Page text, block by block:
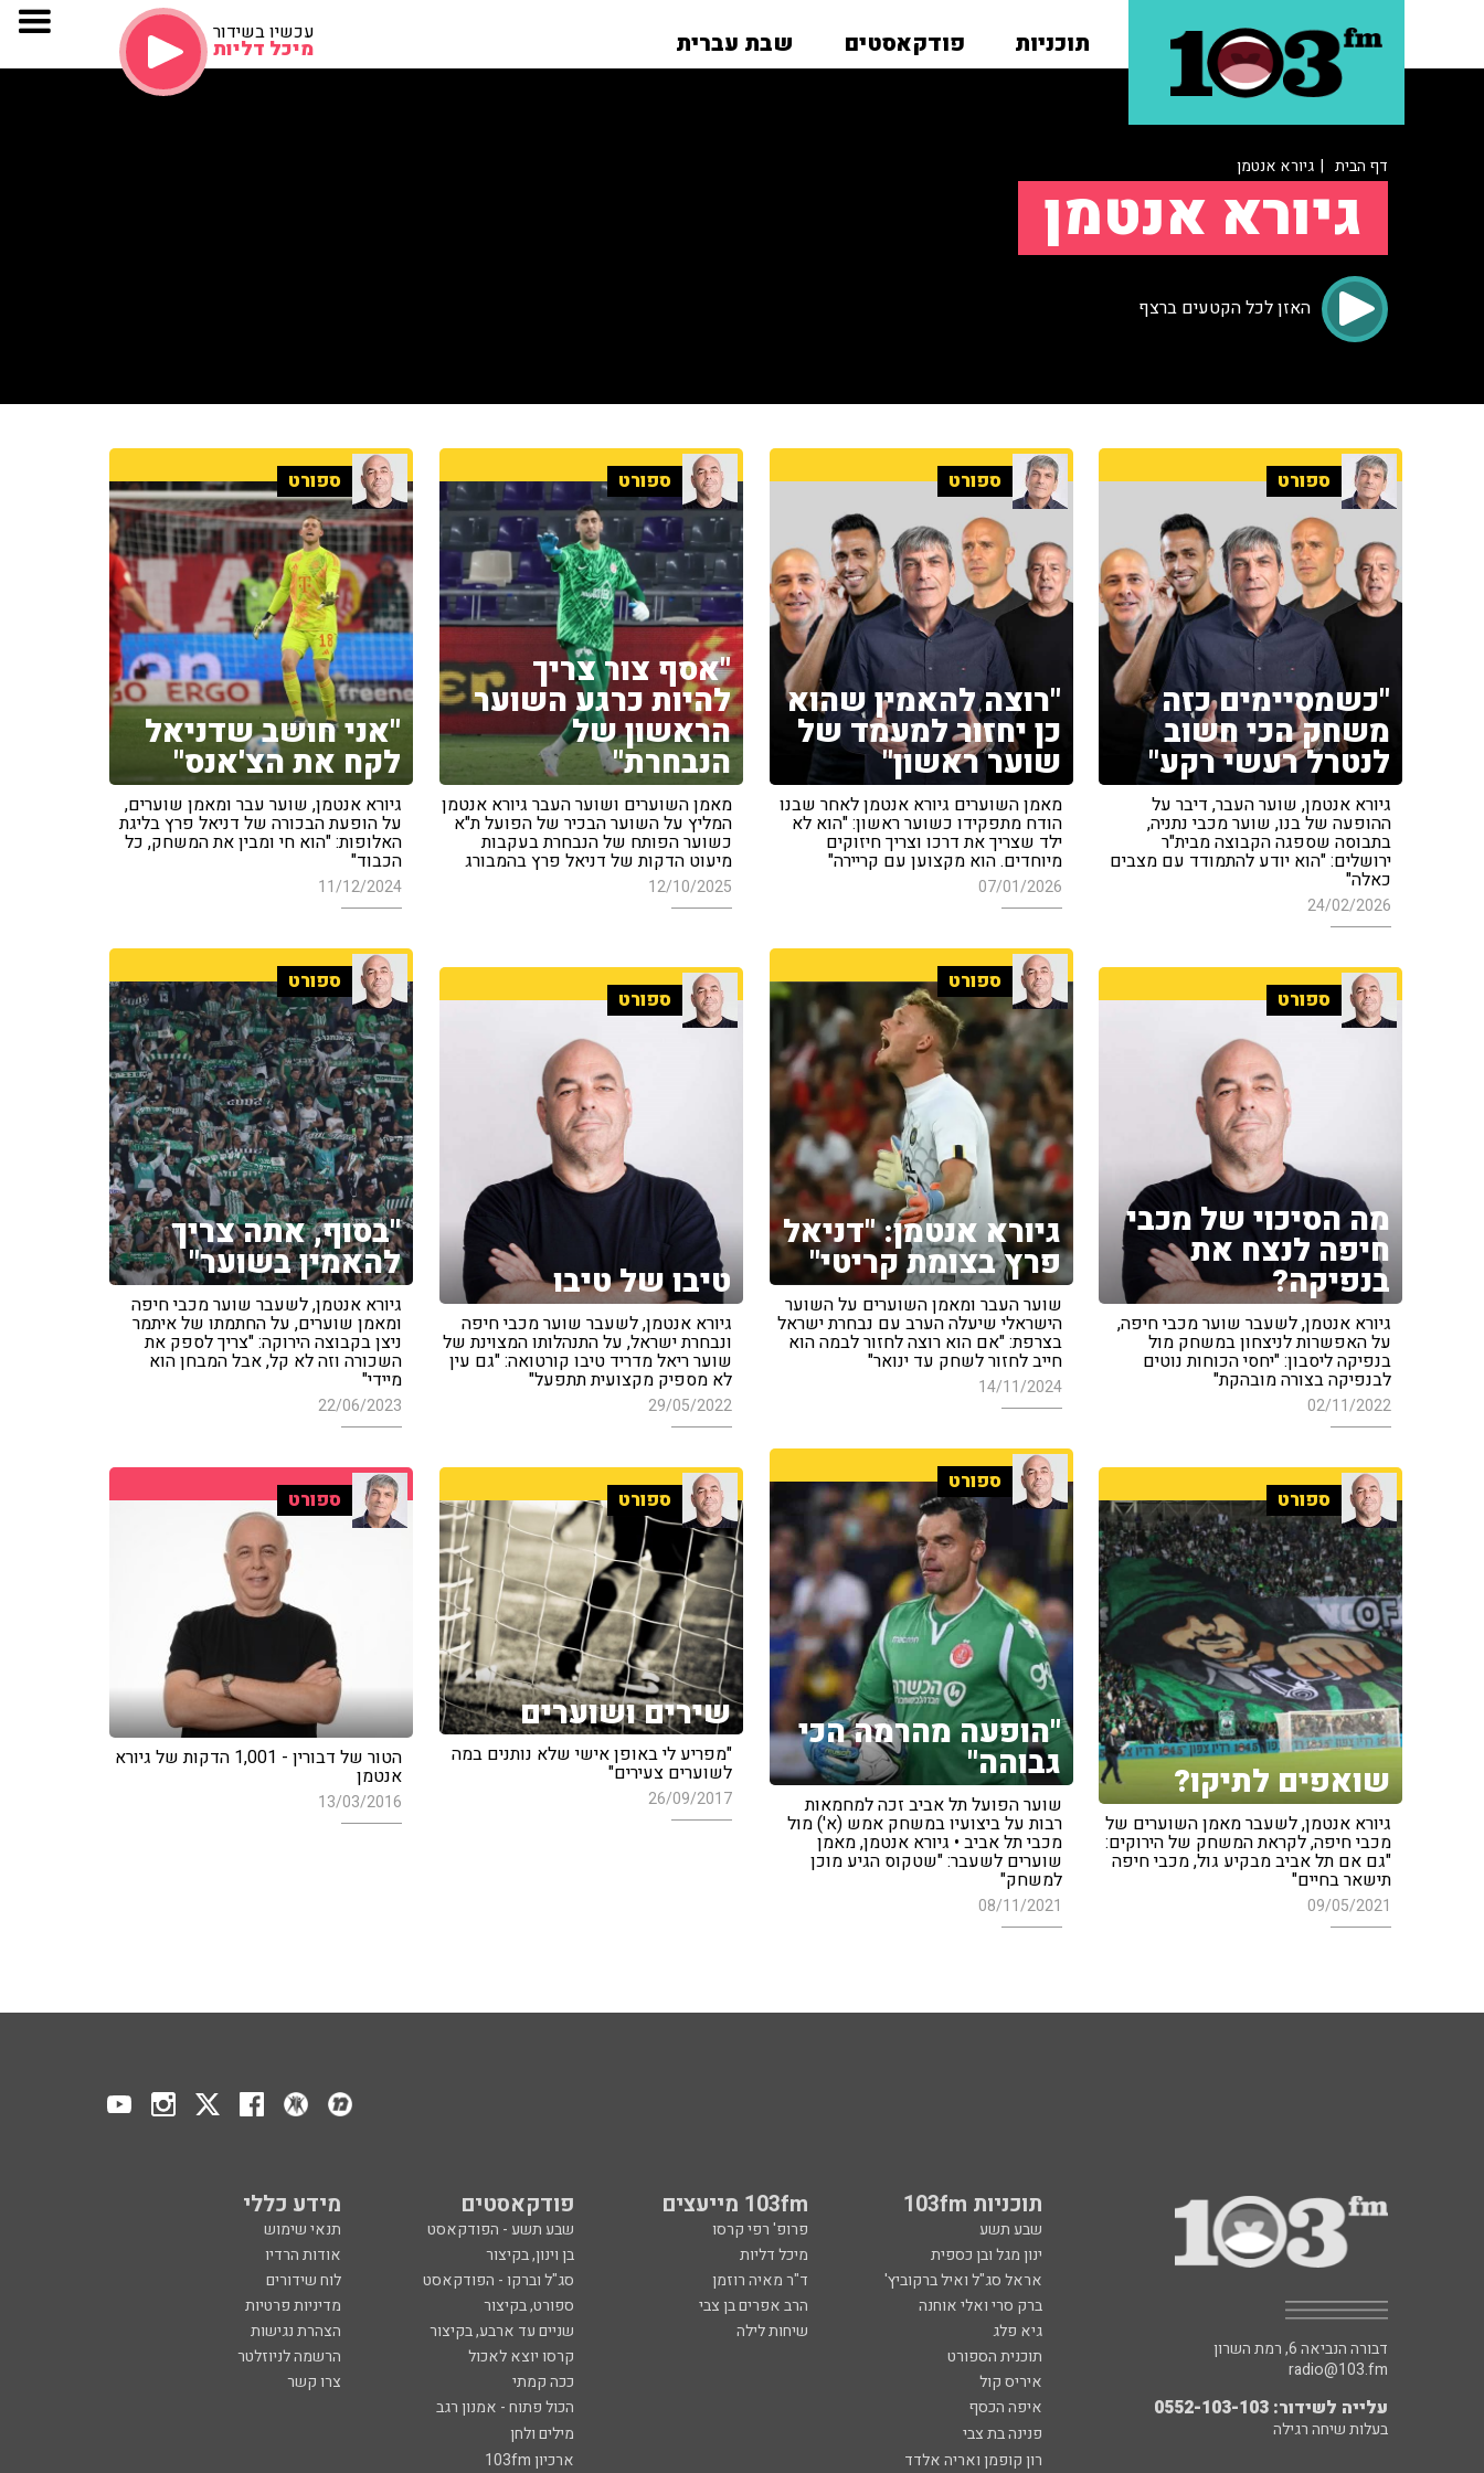
תוכניות פודקאסטים שבת עברית עכשיו בשידור
מיכל דליות
דף הבית | גיורא אנטמן
גיורא אנטמן
האזן לכל הקטעים ברצף
ספורט
"כשמסיימים כזה
משחק הכי חשוב
לנטרל רעשי רקע"
גיורא אנטמן, שוער העבר, דיבר על
ההופעה של בנו, שוער מכבי נתניה,
בתבוסה שספגה הקבוצה מבית"ר
ירושלים: "הוא יודע להתמודד עם מצבים
כאלה"
24/02/2026
ספורט
"רוצה להאמין שהוא
כן יחזור למעמד של
שוער ראשון"
מאמן השוערים גיורא אנטמן לאחר שבנו
הודח מתפקידו כשוער ראשון: "הוא לא
ילד שצריך את דרכו וצריך חיזוקים
מיוחדים. הוא מקצוען עם קריירה"
07/01/2026
ספורט
"אסף צור צריך
להיות כרגע השוער
הראשון של
הנבחרת"
מאמן השוערים ושוער העבר גיורא אנטמן
המליץ על השוער הבכיר של הפועל ת"א
כשוער הפותח של הנבחרת בעקבות
מיעוט הדקות של דניאל פרץ בהמבורג
12/10/2025
ספורט
"אני חושב שדניאל
לקח את הצ'אנס"
גיורא אנטמן, שוער עבר ומאמן שוערים,
על הופעת הבכורה של דניאל פרץ בליגת
האלופות: "הוא חי ומבין את המשחק, כל
הכבוד"
11/12/2024
ספורט
גיורא אנטמן: "דניאל
פרץ בצומת קריטי"
שוער העבר ומאמן השוערים על השוער
הישראלי שיעלה הערב עם נבחרת ישראל
בצרפת: "אם הוא רוצה לחזור לבמה הוא
חייב לחזור לשחק עד ינואר"
14/11/2024
ספורט
"בסוף, אתה צריך
להאמין בשוער"
גיורא אנטמן, לשעבר שוער מכבי חיפה
ומאמן שוערים, על החתמתו של איתמר
ניצן בקבוצה הירוקה: "צריך לספק את
השכורה וזה לא קל, אבל המבחן הוא
מיידי"
22/06/2023
ספורט
מה הסיכוי של מכבי
חיפה לנצח את
בנפיקה?
גיורא אנטמן, לשעבר שוער מכבי חיפה,
על האפשרות לניצחון במשחק מול
בנפיקה ליסבון: "יחסי הכוחות נוטים
לבנפיקה בצורה מובהקת"
02/11/2022
ספורט
טיבו של טיבו
גיורא אנטמן, לשעבר שוער מכבי חיפה
ונבחרת ישראל, על התנהלותו המצוינת של
שוער ריאל מדריד טיבו קורטואה: "גם עין
לא מספיק מקצועית תתפעל"
29/05/2022
ספורט
"הופעה מהרמה הכי
גבוהה"
שוער הפועל תל אביב זכה למחמאות
רבות על ביצועיו במשחק אמש (א') מול
מכבי תל אביב • גיורא אנטמן, מאמן
שוערים לשעבר: "שטקוס הגיע מוכן
למשחק"
08/11/2021
ספורט
שואפים לתיקו?
גיורא אנטמן, לשעבר מאמן השוערים של
מכבי חיפה, לקראת המשחק של הירוקים:
"גם אם תל אביב מבקיע גול, מכבי חיפה
תישאר בחיים"
09/05/2021
ספורט
שירים ושוערים
"מפריע לי באופן אישי שלא נותנים במה
לשוערים צעירים"
26/09/2017
ספורט
הטור של דבורין - 1,001 הדקות של גיורא
אנטמן
13/03/2016
תוכניות 103fm 103fm מייעצים פודקאסטים מידע כללי
שבע תשע פרופ' רפי קרסו שבע תשע - הפודקאסט
תנאי שימוש
ינון מגל ובן כספית
מיכל דליות בן וינון, בקיצור
אודות הרדיו
אראל סג"ל ואיל ברקוביץ'
ד"ר מאיה רוזמן סג"ל וברקו - הפודקאסט
לוח שידורים
ברק סרי ואלי אוחנה
הרב אפרים בן צבי ספורט, בקיצור
מדיניות פרטיות
גיא פלג
שיחות לילה שניים עד ארבע, בקיצור
הצהרת נגישות
תוכנית הספורט
קרסו יוצא לאכול
הרשמה לניוזלטר
איריס קול
ככה קמתי
צרו קשר
איפה הכסף
הכול פתוח - אמנון רגב
פנינה בת צבי
מילים ולחן
רון קופמן ואריה אלדד
ארכיון 103fm
דבורה הנביאה 6, רמת השרון
radio@103.fm
עלייה לשידור: 0552-103-103
בעלות שיחה רגילה